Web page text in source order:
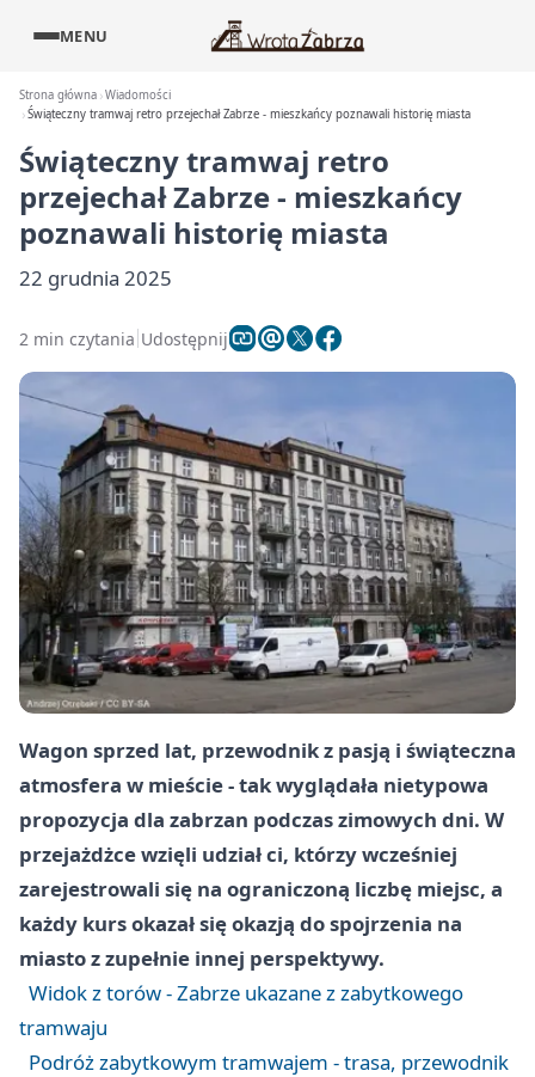
MENU
Strona główna Wiadomości
Świąteczny tramwaj retro przejechał Zabrze - mieszkańcy poznawali historię miasta
Świąteczny tramwaj retro
przejechał Zabrze - mieszkańcy
poznawali historię miasta
22 grudnia 2025
2 min czytania Udostępnij
Wagon sprzed lat, przewodnik z pasją i świąteczna
atmosfera w mieście - tak wyglądała nietypowa
propozycja dla zabrzan podczas zimowych dni. W
przejażdżce wzięli udział ci, którzy wcześniej
zarejestrowali się na ograniczoną liczbę miejsc, a
każdy kurs okazał się okazją do spojrzenia na
miasto z zupełnie innej perspektywy.
Widok z torów - Zabrze ukazane z zabytkowego
tramwaju
Podróż zabytkowym tramwajem - trasa, przewodnik